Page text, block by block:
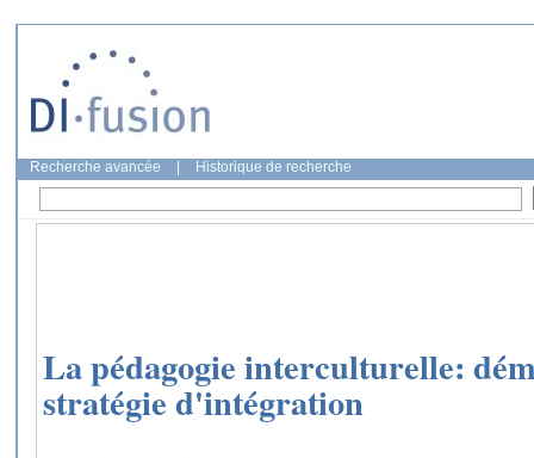
Recherche avancée Historique de recherche
La pédagogie interculturelle:
stratégie d'intégration